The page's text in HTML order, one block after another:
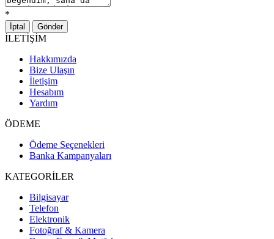
*
İptal Gönder
İLETİŞİM
Hakkımızda
Bize Ulaşın
İletişim
Hesabım
Yardım
ÖDEME
Ödeme Seçenekleri
Banka Kampanyaları
KATEGORİLER
Bilgisayar
Telefon
Elektronik
Fotoğraf & Kamera